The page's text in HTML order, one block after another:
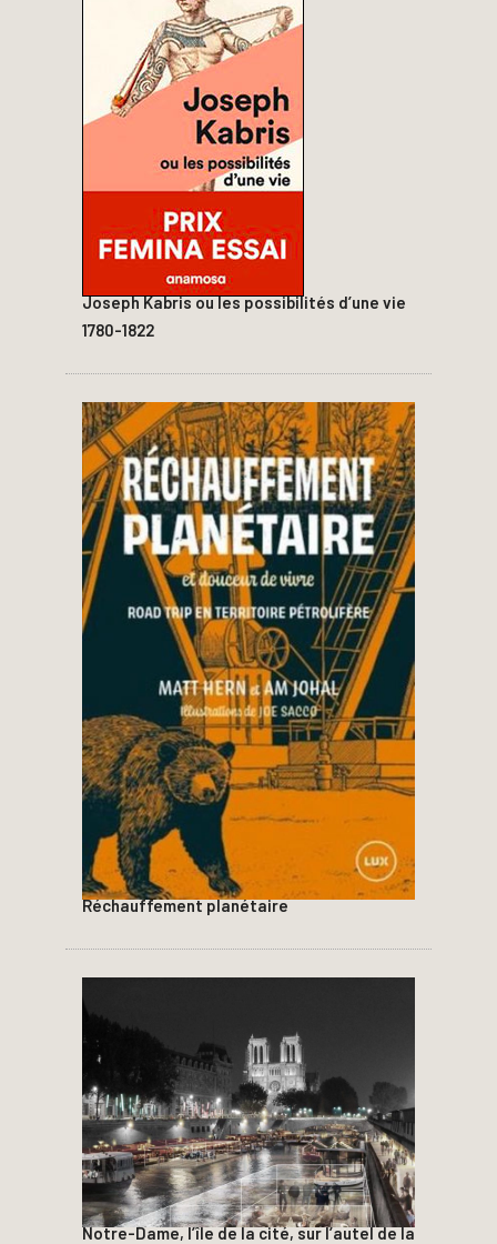
Joseph Kabris ou les possibilités d’une vie
1780-1822
Réchauffement planétaire
Notre-Dame, l’île de la cité, sur l’autel de la